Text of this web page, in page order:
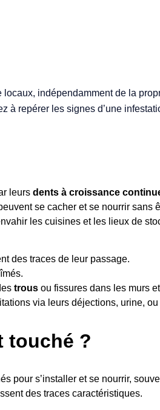
indépendamment de la
repérer les signes d’une
leurs dents à croissance
se cacher et se nourrir sans
les cuisines et les lieux de
des traces de leur passage.
trous ou fissures dans les murs
via leurs déjections, urine,
touché ?
pour s’installer et se nourrir,
des traces caractéristiques.